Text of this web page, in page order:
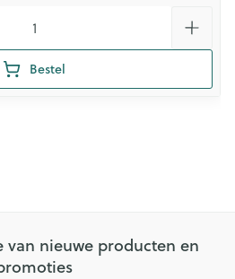
Bestel
nieuwe producten en